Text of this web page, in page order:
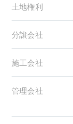
土地権利
分譲会社
施工会社
管理会社